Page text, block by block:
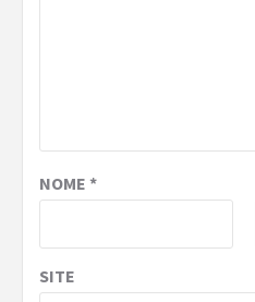
NOME *
SITE